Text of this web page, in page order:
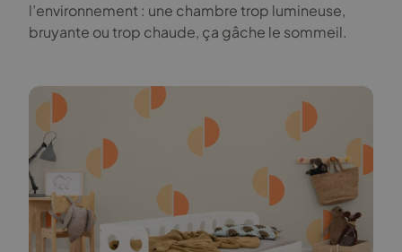
l’environnement : une chambre trop lumineuse,
bruyante ou trop chaude, ça gâche le sommeil.